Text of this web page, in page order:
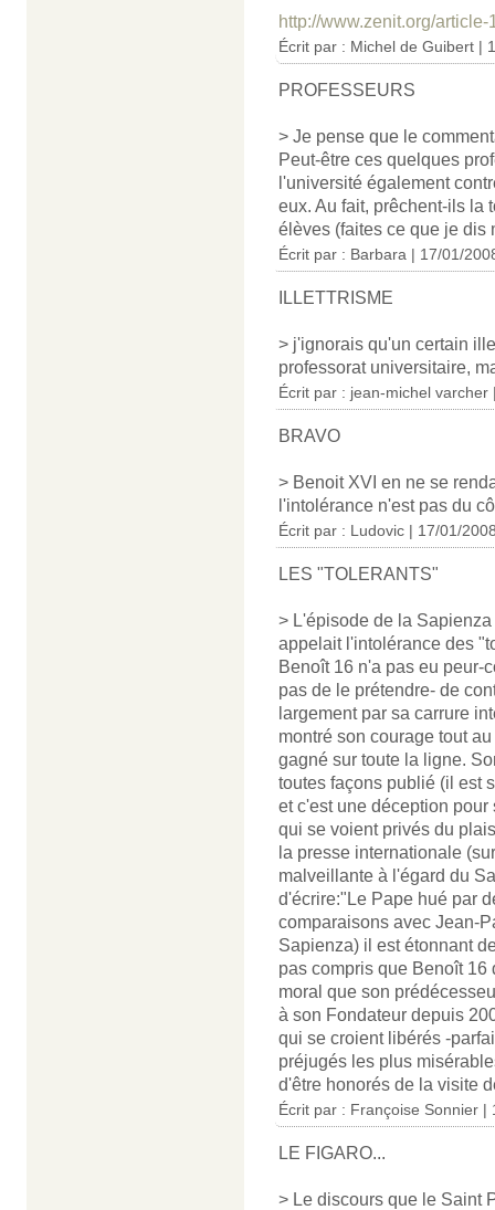
http://www.zenit.org/
Écrit par : Michel de Guibert |
PROFESSEURS
> Je pense que le
Peut-être ces quelques
l'université également
eux. Au fait, prêchent-ils la
élèves (faites ce que je dis
Écrit par : Barbara | 17/01/
ILLETTRISME
> j'ignorais qu'un certain
professorat universitaire,
Écrit par : jean-michel varcher
BRAVO
> Benoit XVI en ne se
l'intolérance n'est pas du
Écrit par : Ludovic | 17/01/
LES "TOLERANTS"
> L'épisode de la
appelait l'intolérance des
Benoît 16 n'a pas eu peur-
pas de le prétendre- de
largement par sa carrure
montré son courage tout
gagné sur toute la ligne.
toutes façons publié (il est
et c'est une déception
qui se voient privés du
la presse internationale
malveillante à l'égard du
d'écrire:"Le Pape hué par
comparaisons avec Jean-
Sapienza) il est étonnant
pas compris que Benoît
moral que son
à son Fondateur depuis
qui se croient libérés -
préjugés les plus
d'être honorés de la visite
Écrit par : Françoise Sonnier |
LE FIGARO...
> Le discours que le Saint